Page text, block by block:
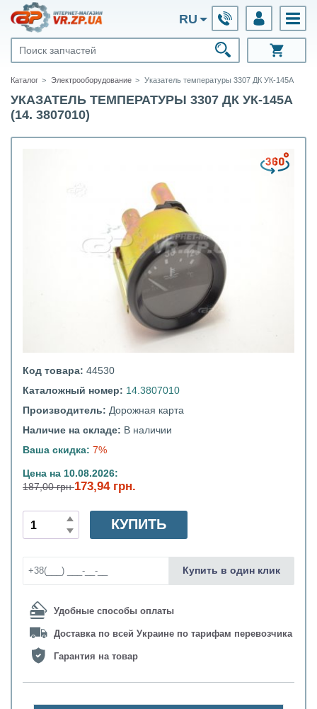
RU
Каталог Электрооборудование Указатель температуры 3307 ДК УК-145А
УКАЗАТЕЛЬ ТЕМПЕРАТУРЫ 3307 ДК УК-145А
(14. 3807010)
Код товара: 44530
Каталожный номер: 14.3807010
Производитель: Дорожная карта
Наличие на складе: В наличии
Ваша скидка: 7%
Цена на 10.08.2026:
187,00 грн173,94 грн.
Удобные способы оплаты
Доставка по всей Украине по тарифам перевозчика
Гарантия на товар
КУПИТЬ
Купить в один клик